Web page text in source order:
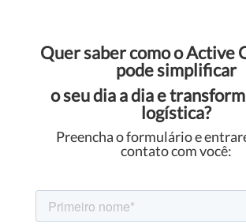
Quer saber como o Active
pode simplificar
o seu dia a dia e
logística?
Preencha o formulário e
contato com você: